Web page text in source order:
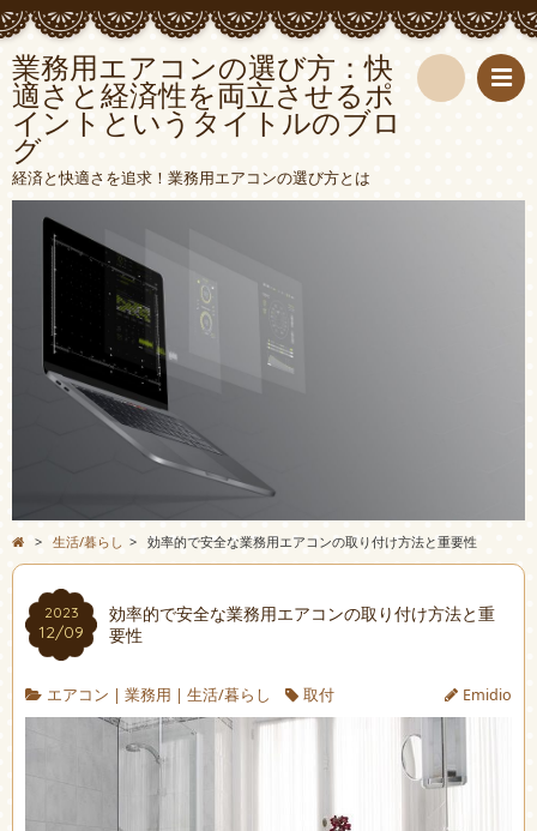
業務用エアコンの選び方：快
適さと経済性を両立させるポ
イントというタイトルのブロ
グ
経済と快適さを追求！業務用エアコンの選び方とは
> 生活/暮らし > 効率的で安全な業務用エアコンの取り付け方法と重要性
2023
12/09
効率的で安全な業務用エアコンの取り付け方法と重
要性
エアコン | 業務用 | 生活/暮らし 取付 Emidio